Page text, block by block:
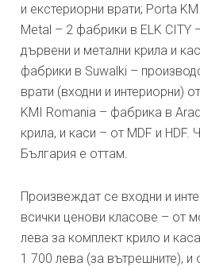
и екстериорни врати; Porta
Metal – 2 фабрики в ELK CITY
дървени и метални крила и
фабрики в Suwalki –
врати (входни и интериорни)
KMI Romania – фабрика в
крила, и каси – от MDF и HDF.
България е оттам.
Произвеждат се входни и
всички ценови класове – от
лева за комплект крило и
1 700 лева (за вътрешните), и